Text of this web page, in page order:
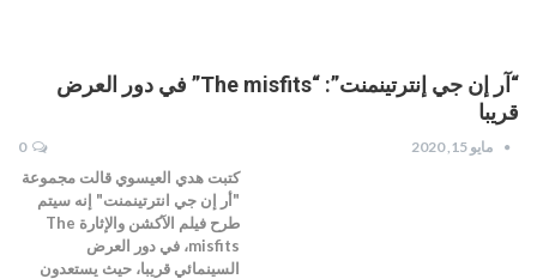
“آر إن جي إنترتينمنت”: “The misfits” في دور العرض
قريبا
مايو 15, 2020 0
كتبت هدي العيسوي قالت مجموعة
"أر إن جي انترتينمنت" إنه سيتم
طرح فيلم الآكشن والإثارة The
misfits، في دور العرض
السينمائي قريبا، حيث يستعدون